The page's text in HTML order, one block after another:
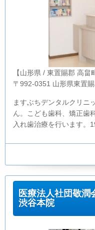
【山形県 / 東置賜郡 高畠
〒992-0351 山形県東置
ますぶちデンタルクリニ
ん。こども歯科、矯正歯
入れ歯治療を行います。
医療法人社団敬
渋谷本院